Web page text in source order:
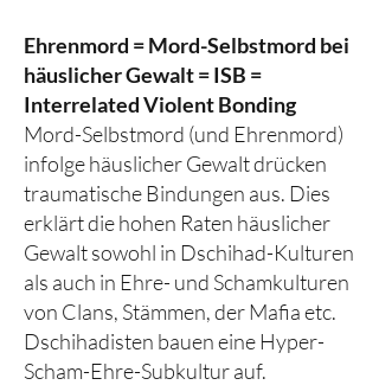
Ehrenmord = Mord-Selbstmord bei
häuslicher Gewalt = ISB =
Interrelated Violent Bonding
Mord-Selbstmord (und Ehrenmord)
infolge häuslicher Gewalt drücken
traumatische Bindungen aus. Dies
erklärt die hohen Raten häuslicher
Gewalt sowohl in Dschihad-Kulturen
als auch in Ehre- und Schamkulturen
von Clans, Stämmen, der Mafia etc.
Dschihadisten bauen eine Hyper-
Scham-Ehre-Subkultur auf.